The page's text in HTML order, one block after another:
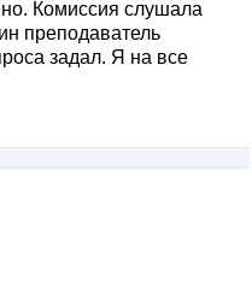
Комиссия слушала
преподаватель
задал. Я на все